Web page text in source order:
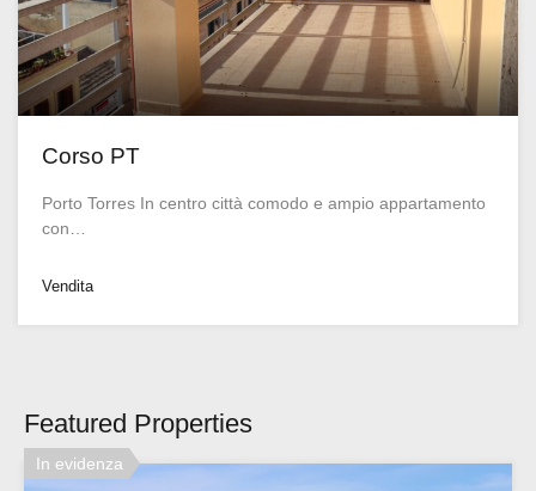
Corso PT
Porto Torres In centro città comodo e ampio appartamento
con…
Vendita
Featured Properties
In evidenza